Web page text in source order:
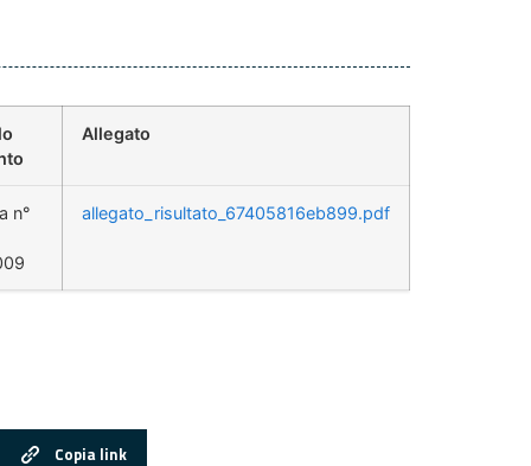
Allegato
n° allegato_risultato_67405816eb899.pdf
Copia link